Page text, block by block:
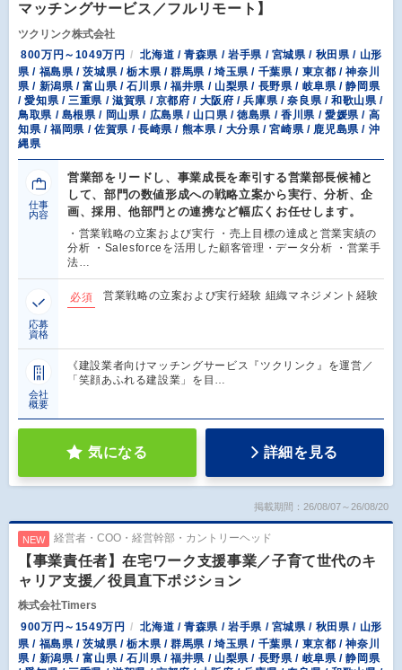
マッチングサービス／フルリモート】
ツクリンク株式会社
800万円～1049万円
北海道 / 青森県 / 岩手県 / 宮城県 / 秋田県 / 山形
県 / 福島県 / 茨城県 / 栃木県 / 群馬県 / 埼玉県 / 千葉県 / 東京都 / 神奈川
県 / 新潟県 / 富山県 / 石川県 / 福井県 / 山梨県 / 長野県 / 岐阜県 / 静岡県
/ 愛知県 / 三重県 / 滋賀県 / 京都府 / 大阪府 / 兵庫県 / 奈良県 / 和歌山県 /
鳥取県 / 島根県 / 岡山県 / 広島県 / 山口県 / 徳島県 / 香川県 / 愛媛県 / 高
知県 / 福岡県 / 佐賀県 / 長崎県 / 熊本県 / 大分県 / 宮崎県 / 鹿児島県 / 沖
縄県
仕事
内容
営業部をリードし、事業成長を牽引する営業部長候補と
して、部門の数値形成への戦略立案から実行、分析、企
画、採用、他部門との連携など幅広くお任せします。
・営業戦略の立案および実行 ・売上目標の達成と営業実績の
分析 ・Salesforceを活用した顧客管理・データ分析 ・営業手
法…
応募
資格
必須 営業戦略の立案および実行経験 組織マネジメント経験
会社
概要
《建設業者向けマッチングサービス『ツクリンク』を運営／
「笑顔あふれる建設業」を目…
気になる 詳細を見る
掲載期間：26/08/07～26/08/20
NEW 経営者・COO・経営幹部・カントリーヘッド
【事業責任者】在宅ワーク支援事業／子育て世代のキ
ャリア支援／役員直下ポジション
株式会社Timers
900万円～1549万円
北海道 / 青森県 / 岩手県 / 宮城県 / 秋田県 / 山形
県 / 福島県 / 茨城県 / 栃木県 / 群馬県 / 埼玉県 / 千葉県 / 東京都 / 神奈川
県 / 新潟県 / 富山県 / 石川県 / 福井県 / 山梨県 / 長野県 / 岐阜県 / 静岡県